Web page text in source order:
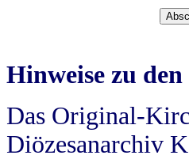
Hinweise zu
Das Original-
Diözesanarchiv